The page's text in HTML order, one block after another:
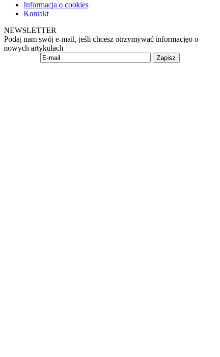
Informacja o cookies
Kontakt
NEWSLETTER
Podaj nam swój e-mail, jeśli chcesz otrzymywać informacjęo o
nowych artykułach
Zapisz